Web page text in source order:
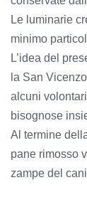
Le luminarie
minimo
L’idea del
la San
alcuni
bisognose
Al termine
pane rimosso
zampe del